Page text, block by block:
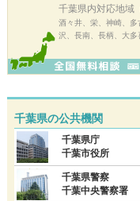
千葉県内対応地域
酒々井、栄、神崎、
沢、長南、長柄、大
千葉県の公共機関
千葉県庁
千葉市役所
千葉県警察
千葉中央警察署